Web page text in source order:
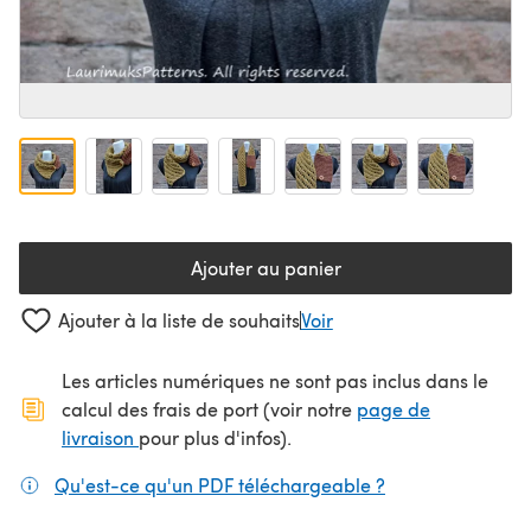
Ajouter au panier
Ajouter à la liste de souhaitsVoir
Les articles numériques ne sont pas inclus dans le
calcul des frais de port (voir notre page de
livraison (s'ouvre dans un nouvel onglet)
pour plus d'infos).
Qu'est-ce qu'un PDF téléchargeable ?